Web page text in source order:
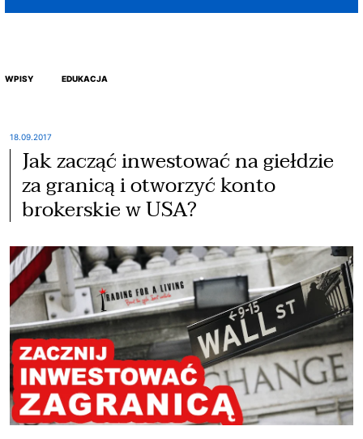
WPISY EDUKACJA
18.09.2017
Jak zacząć inwestować na giełdzie
za granicą i otworzyć konto
brokerskie w USA?